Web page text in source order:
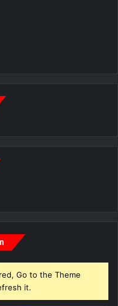
Go to the Theme
it.